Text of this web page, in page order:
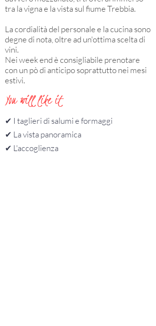
tra la vigna e la vista sul fiume Trebbia.
La cordialità del personale e la cucina sono
degne di nota, oltre ad un'ottima scelta di
vini.
Nei week end è consigliabile prenotare
con un pò di anticipo soprattutto nei mesi
estivi.
You will like it
✔︎ I taglieri di salumi e formaggi
✔︎ La vista panoramica
✔︎ L'accoglienza